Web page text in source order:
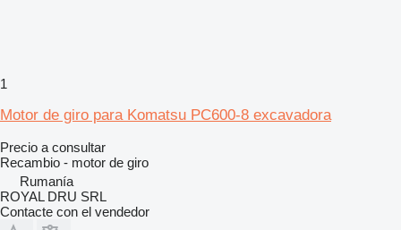
1
Motor de giro para Komatsu PC600-8 excavadora
Precio a consultar
Recambio - motor de giro
Rumanía
ROYAL DRU SRL
Contacte con el vendedor